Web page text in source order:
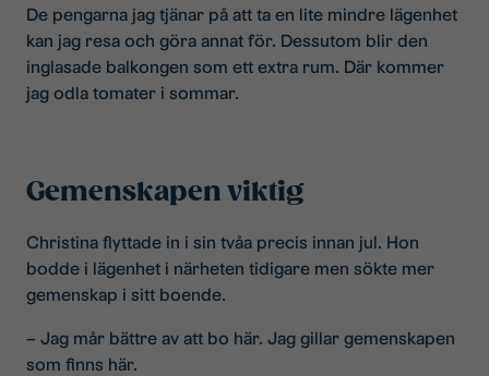
De pengarna jag tjänar på att ta en lite mindre lägenhet
kan jag resa och göra annat för. Dessutom blir den
inglasade balkongen som ett extra rum. Där kommer
jag odla tomater i sommar.
Gemenskapen viktig
Christina flyttade in i sin tvåa precis innan jul. Hon
bodde i lägenhet i närheten tidigare men sökte mer
gemenskap i sitt boende.
– Jag mår bättre av att bo här. Jag gillar gemenskapen
som finns här.